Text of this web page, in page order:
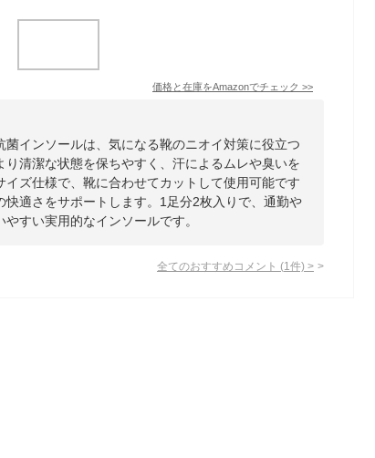
価格と在庫をAmazonでチェック >>
インソールは、気になる靴のニオイ対策に役立つ
清潔な状態を保ちやすく、汗によるムレや臭いを
ズ仕様で、靴に合わせてカットして使用可能です
適さをサポートします。1足分2枚入りで、通勤や
すい実用的なインソールです。
全てのおすすめコメント (1 件) >